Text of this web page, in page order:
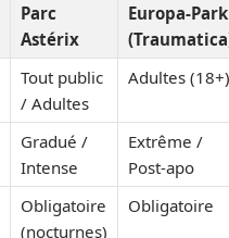
Parc
Astérix
Europa-Park
Tout public
/ Adultes
Adultes (18+)
Gradué /
Intense
Extrême /
Post-apo
Obligatoire
(nocturnes)
Obligatoire